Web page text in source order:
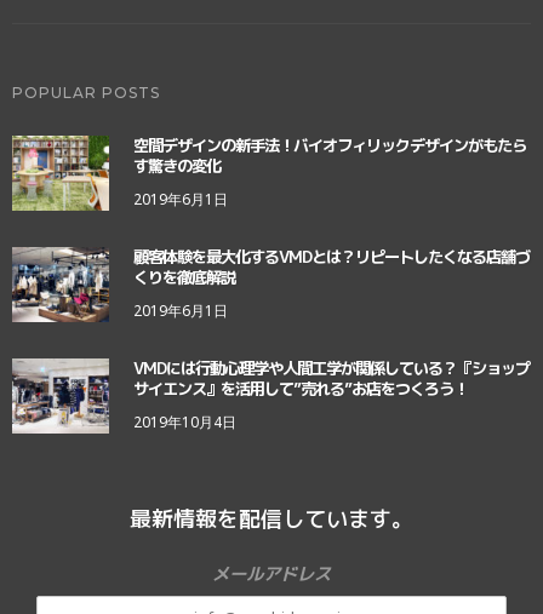
POPULAR POSTS
空間デザインの新手法！バイオフィリックデザインがもたら
す驚きの変化
2019年6月1日
顧客体験を最大化するVMDとは？リピートしたくなる店舗づ
くりを徹底解説
2019年6月1日
VMDには行動心理学や人間工学が関係している？『ショップ
サイエンス』を活用して”売れる”お店をつくろう！
2019年10月4日
最新情報を配信しています。
メールアドレス